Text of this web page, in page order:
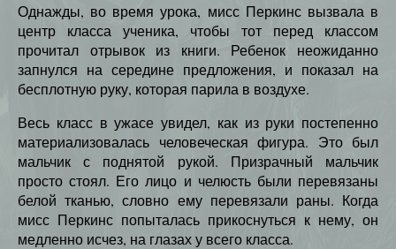
Однажды, во время урока, мисс Перкинс вызвала в
центр класса ученика, чтобы тот перед классом
прочитал отрывок из книги. Ребенок неожиданно
запнулся на середине предложения, и показал на
бесплотную руку, которая парила в воздухе.
Весь класс в ужасе увидел, как из руки постепенно
материализовалась человеческая фигура. Это был
мальчик с поднятой рукой. Призрачный мальчик
просто стоял. Его лицо и челюсть были перевязаны
белой тканью, словно ему перевязали раны. Когда
мисс Перкинс попыталась прикоснуться к нему, он
медленно исчез, на глазах у всего класса.